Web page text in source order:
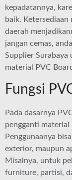
kepadatannya,
baik. Ketersediaan
daerah
jangan cemas,
Supplier Surabaya
material PVC
Fungsi
Pada dasarnya
pengganti material
Penggunaanya
exterior, maupun
Misalnya, untuk
furniture, partisi,